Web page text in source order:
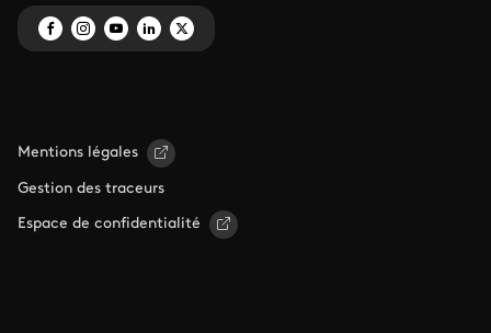
Mentions légales
Gestion des traceurs
Espace de confidentialité